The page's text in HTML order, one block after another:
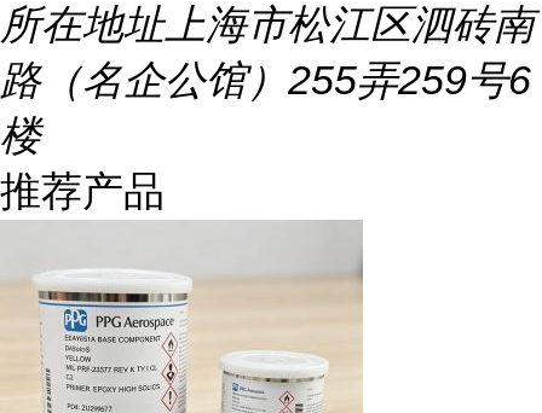
所在地址上海市松江区泗砖南
路（名企公馆）255弄259号6
楼
推荐产品